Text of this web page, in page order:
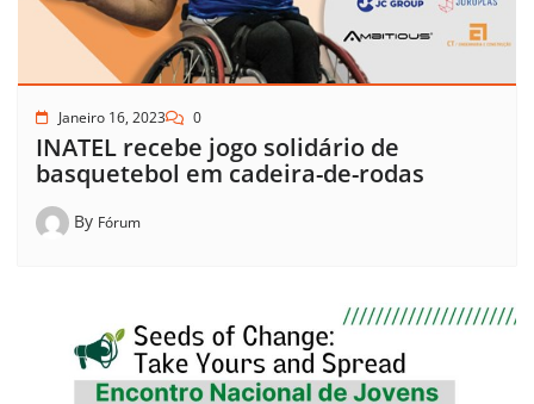
Janeiro 16, 2023 0
INATEL recebe jogo solidário de
basquetebol em cadeira-de-rodas
By Fórum